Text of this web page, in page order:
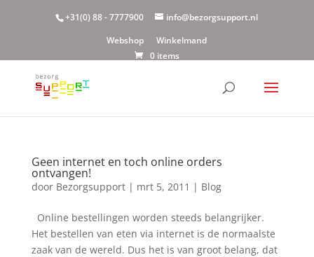
+31(0) 88 - 7777900
info@bezorgsupport.nl
Webshop
Winkelmand
0 items
Geen internet en toch online orders
ontvangen!
door Bezorgsupport| mrt 5, 2011 | Blog
Online bestellingen worden steeds belangrijker.
Het bestellen van eten via internet is de normaalste
zaak van de wereld. Dus het is van groot belang, dat